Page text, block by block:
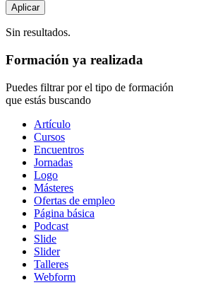
Sin resultados.
Formación ya realizada
Puedes filtrar por el tipo de formación
que estás buscando
Tipo
contenido
Artículo
Cursos
Encuentros
Jornadas
Logo
Másteres
Ofertas de empleo
Página básica
Podcast
Slide
Slider
Talleres
Webform